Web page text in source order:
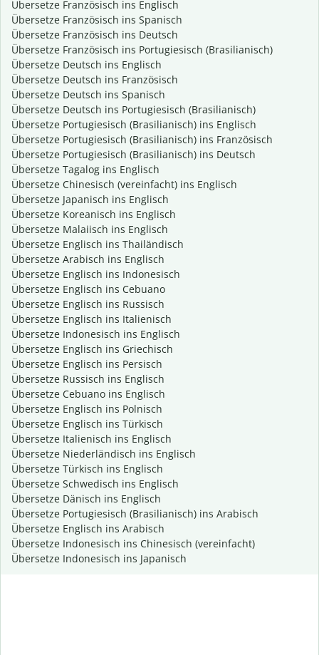
Übersetze Französisch ins Englisch
Übersetze Französisch ins Spanisch
Übersetze Französisch ins Deutsch
Übersetze Französisch ins Portugiesisch (Brasilianisch)
Übersetze Deutsch ins Englisch
Übersetze Deutsch ins Französisch
Übersetze Deutsch ins Spanisch
Übersetze Deutsch ins Portugiesisch (Brasilianisch)
Übersetze Portugiesisch (Brasilianisch) ins Englisch
Übersetze Portugiesisch (Brasilianisch) ins Französisch
Übersetze Portugiesisch (Brasilianisch) ins Deutsch
Übersetze Tagalog ins Englisch
Übersetze Chinesisch (vereinfacht) ins Englisch
Übersetze Japanisch ins Englisch
Übersetze Koreanisch ins Englisch
Übersetze Malaiisch ins Englisch
Übersetze Englisch ins Thailändisch
Übersetze Arabisch ins Englisch
Übersetze Englisch ins Indonesisch
Übersetze Englisch ins Cebuano
Übersetze Englisch ins Russisch
Übersetze Englisch ins Italienisch
Übersetze Indonesisch ins Englisch
Übersetze Englisch ins Griechisch
Übersetze Englisch ins Persisch
Übersetze Russisch ins Englisch
Übersetze Cebuano ins Englisch
Übersetze Englisch ins Polnisch
Übersetze Englisch ins Türkisch
Übersetze Italienisch ins Englisch
Übersetze Niederländisch ins Englisch
Übersetze Türkisch ins Englisch
Übersetze Schwedisch ins Englisch
Übersetze Dänisch ins Englisch
Übersetze Portugiesisch (Brasilianisch) ins Arabisch
Übersetze Englisch ins Arabisch
Übersetze Indonesisch ins Chinesisch (vereinfacht)
Übersetze Indonesisch ins Japanisch